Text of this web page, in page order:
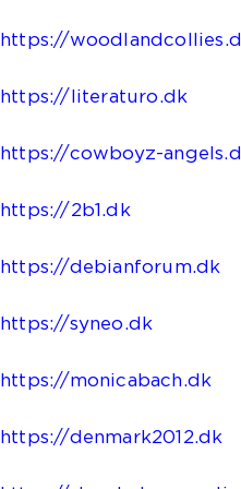
https://
https://literaturo.dk
https://cowboyz-
https://2b1.dk
https://debianforum.dk
https://syneo.dk
https://monicabach.dk
https://denmark2012.dk